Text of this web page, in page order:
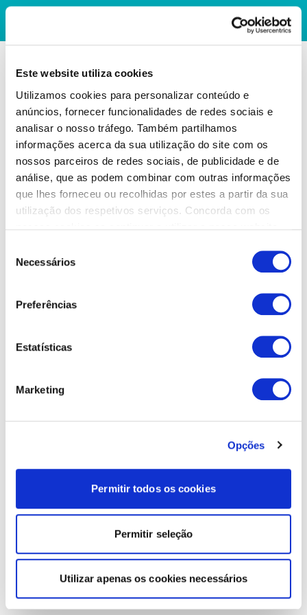
Este website utiliza cookies
Utilizamos cookies para personalizar conteúdo e
anúncios, fornecer funcionalidades de redes sociais e
analisar o nosso tráfego. Também partilhamos
informações acerca da sua utilização do site com os
nossos parceiros de redes sociais, de publicidade e de
análise, que as podem combinar com outras informações
que lhes forneceu ou recolhidas por estes a partir da sua
utilização dos respetivos serviços. Concorda com os
Necessários
Preferências
Estatísticas
Marketing
Opções
Permitir todos os cookies
Permitir seleção
Utilizar apenas os cookies necessários